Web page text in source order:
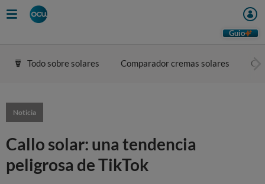
Guio
Todo sobre solares Comparador cremas solares
Noticia
Callo solar: una tendencia
peligrosa de TikTok